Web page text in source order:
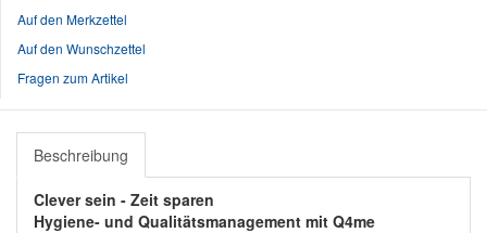
Auf den Merkzettel
Auf den Wunschzettel
Fragen zum Artikel
Beschreibung
Clever sein - Zeit sparen
Hygiene- und Qualitätsmanagement mit Q4me